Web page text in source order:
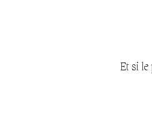
Et si le